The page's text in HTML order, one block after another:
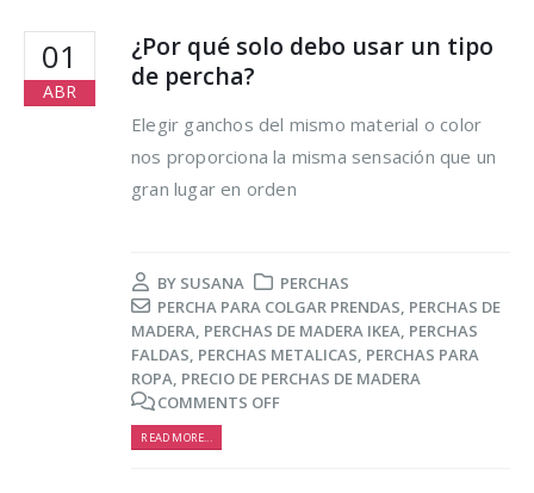
01
ABR
¿Por qué solo debo usar un tipo
de percha?
Elegir ganchos del mismo material o color
nos proporciona la misma sensación que un
gran lugar en orden
BY SUSANA
PERCHAS
PERCHA PARA COLGAR PRENDAS, PERCHAS DE
MADERA, PERCHAS DE MADERA IKEA, PERCHAS
FALDAS, PERCHAS METALICAS, PERCHAS PARA
ROPA, PRECIO DE PERCHAS DE MADERA
COMMENTS OFF
READ MORE...